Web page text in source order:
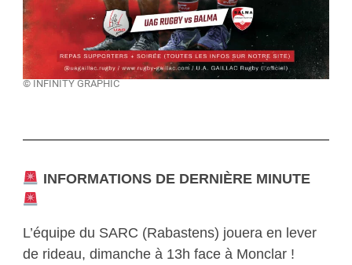
© INFINITY GRAPHIC
INFORMATIONS DE DERNIÈRE MINUTE
L’équipe du SARC (Rabastens) jouera en lever
de rideau, dimanche à 13h face à Monclar !